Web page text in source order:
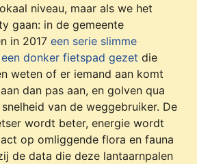
niveau, maar als we het
gaan: in de gemeente
in 2017 een serie slimme
donker fietspad gezet die
weten of er iemand aan komt
dan pas aan, en golven qua
van de weggebruiker. De
wordt beter, energie wordt
op omliggende flora en fauna
de data die deze lantaarnpalen